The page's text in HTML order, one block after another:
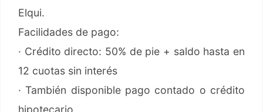
Elqui.
Facilidades de pago:
· Crédito directo: 50% de pie + saldo hasta en
12 cuotas sin interés
· También disponible pago contado o crédito
hipotecario